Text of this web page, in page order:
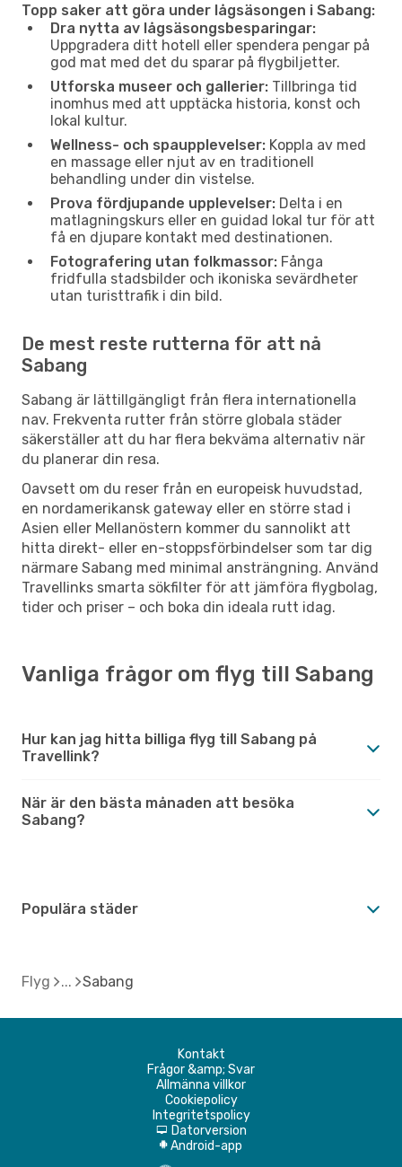
Topp saker att göra under lågsäsongen i Sabang:
Dra nytta av lågsäsongsbesparingar:
Uppgradera ditt hotell eller spendera pengar på
god mat med det du sparar på flygbiljetter.
Utforska museer och gallerier: Tillbringa tid
inomhus med att upptäcka historia, konst och
lokal kultur.
Wellness- och spaupplevelser: Koppla av med
en massage eller njut av en traditionell
behandling under din vistelse.
Prova fördjupande upplevelser: Delta i en
matlagningskurs eller en guidad lokal tur för att
få en djupare kontakt med destinationen.
Fotografering utan folkmassor: Fånga
fridfulla stadsbilder och ikoniska sevärdheter
utan turisttrafik i din bild.
De mest reste rutterna för att nå
Sabang
Sabang är lättillgängligt från flera internationella
nav. Frekventa rutter från större globala städer
säkerställer att du har flera bekväma alternativ när
du planerar din resa.
Oavsett om du reser från en europeisk huvudstad,
en nordamerikansk gateway eller en större stad i
Asien eller Mellanöstern kommer du sannolikt att
hitta direkt- eller en-stoppsförbindelser som tar dig
närmare Sabang med minimal ansträngning. Använd
Travellinks smarta sökfilter för att jämföra flygbolag,
tider och priser – och boka din ideala rutt idag.
Vanliga frågor om flyg till Sabang
Hur kan jag hitta billiga flyg till Sabang på
Travellink?
När är den bästa månaden att besöka
Sabang?
Populära städer
Flyg Sabang
Kontakt
Frågor &amp; Svar
Allmänna villkor
Cookiepolicy
Integritetspolicy
d Datorversion
A Android-app